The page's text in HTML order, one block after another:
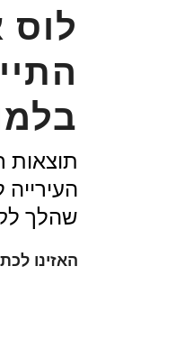
תוצאות
שהלך
האזינו